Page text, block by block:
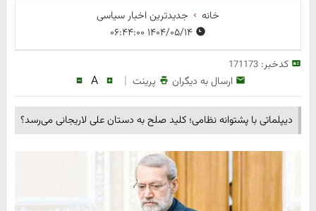
خانه
جدیدترین اخبار سیاسی
کدخبر:171173
ارسال به دیگران پرینت |
A
دیپلماتی با پشتوانه نظامی؛ کلید صلح به دستان علی لاریجانی می‌رسد؟